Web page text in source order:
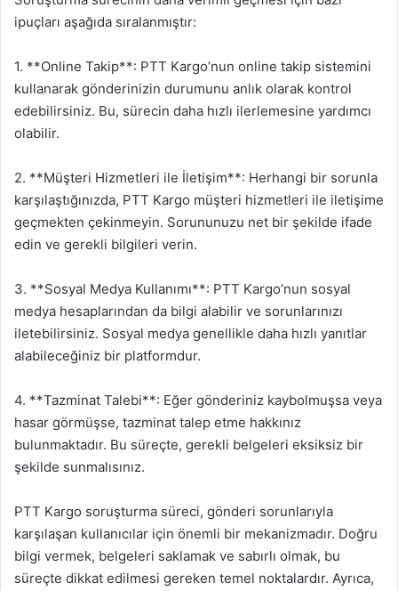
ipuçları aşağıda sıralanmıştır:
1. **Online Takip**: PTT Kargo’nun online takip sistemini
kullanarak gönderinizin durumunu anlık olarak kontrol
edebilirsiniz. Bu, sürecin daha hızlı ilerlemesine yardımcı
olabilir.
2. **Müşteri Hizmetleri ile İletişim**: Herhangi bir sorunla
karşılaştığınızda, PTT Kargo müşteri hizmetleri ile iletişime
geçmekten çekinmeyin. Sorununuzu net bir şekilde ifade
edin ve gerekli bilgileri verin.
3. **Sosyal Medya Kullanımı**: PTT Kargo’nun sosyal
medya hesaplarından da bilgi alabilir ve sorunlarınızı
iletebilirsiniz. Sosyal medya genellikle daha hızlı yanıtlar
alabileceğiniz bir platformdur.
4. **Tazminat Talebi**: Eğer gönderiniz kaybolmuşsa veya
hasar görmüşse, tazminat talep etme hakkınız
bulunmaktadır. Bu süreçte, gerekli belgeleri eksiksiz bir
şekilde sunmalısınız.
PTT Kargo soruşturma süreci, gönderi sorunlarıyla
karşılaşan kullanıcılar için önemli bir mekanizmadır. Doğru
bilgi vermek, belgeleri saklamak ve sabırlı olmak, bu
süreçte dikkat edilmesi gereken temel noktalardır. Ayrıca,